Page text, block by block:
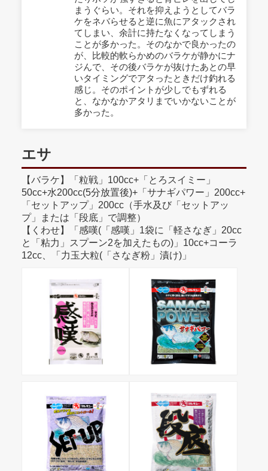
まうぐらい。それを抑えようとしてバラ
ケをネバらせると逆に魚にアタックされ
てしまい、余計に持たなくなってしまう
ことが多かった。そのなかで良かったの
が、比較的軟らかめのバラケが静かにナ
ジんで、その後バラケが抜けたあとの早
いタイミングでアタったときだけ釣れる
感じ。そのポイントが少しでもずれる
と、なかなかアタリまでいかないことが
多かった。
エサ
【バラケ】「粒戦」100cc+「とろスイミー」
50cc+水200cc(5分放置後)+「サナギパワー」200cc+
「セットアップ」200cc（手水及び「セットアッ
プ」または「段底」で調整）
【くわせ】「感嘆(「感嘆」1袋に「軽さなぎ」20cc
と「粘力」スプーン2を加えたもの)」10cc+コーラ
12cc、「力玉大粒(「さなぎ粉」漬け)」